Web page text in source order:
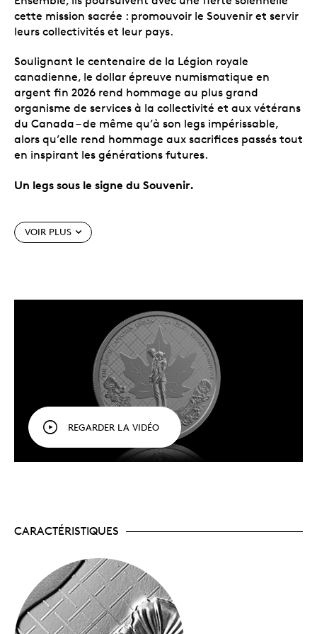
cette mission sacrée : promouvoir le Souvenir et servir
leurs collectivités et leur pays.
Soulignant le centenaire de la Légion royale
canadienne, le dollar épreuve numismatique en
argent fin 2026 rend hommage au plus grand
organisme de services à la collectivité et aux vétérans
du Canada – de même qu’à son legs impérissable,
alors qu’elle rend hommage aux sacrifices passés tout
en inspirant les générations futures.
Un legs sous le signe du Souvenir.
Caractéristiques particulières
Canada; en 2026, c’est au tour du dollar épreuve
numismatique en argent fin de rendre hommage
à la Légion et à son siècle de service et de
promotion du Souvenir.
Un hommage à Terre-Neuve-et-Labrador.
Parmi les coquelicots se trouve un myosotis, le
symbole floral du 1ᵉʳ juillet, également connu
comme le jour du Souvenir, soulignant
l’anniversaire de la bataille de Beaumont-Hamel
Une pièce de collection phare.Figurant parmi les
premières émissions de l’année, le dollar épreuve
numismatique en argent fin lancé chaque année
continue d’être l’un de nos articles de collection
la Légion, qui croient en sa mission d’aider les
l’ensemble épreuve numismatique en argent
fin 2026, qui comprend une version du dollar
épreuve numismatique en argent fin rehaussée
d’un placage d’or rose sélectif, de même qu’une
pièce en or pur à 99,99 % qui aborde le thème
VOIR PLUS
REGARDER LA VIDÉO
CARACTÉRISTIQUES